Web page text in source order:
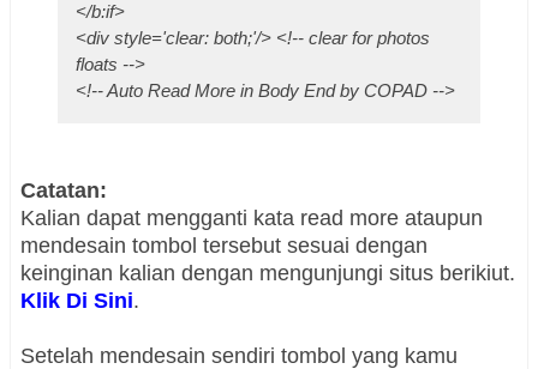
</b:if>
<div style='clear: both;'/> <!-- clear for photos
floats -->
<!-- Auto Read More in Body End by COPAD -->
Catatan:
Kalian dapat mengganti kata read more ataupun
mendesain tombol tersebut sesuai dengan
keinginan kalian dengan mengunjungi situs berikiut.
Klik Di Sini.
Setelah mendesain sendiri tombol yang kamu